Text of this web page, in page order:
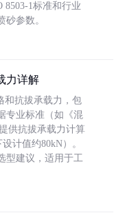
8503-1标准和行业
参数。
力详解
和抗拔承载力，包
专业标准（如《混
供抗拔承载力计算
计值约80kN）。
型建议，适用于工